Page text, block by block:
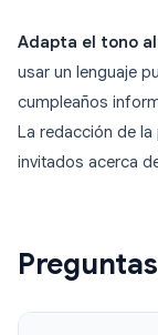
Adapta el tono
usar un lenguaje
cumpleaños
La redacción de
invitados acerca